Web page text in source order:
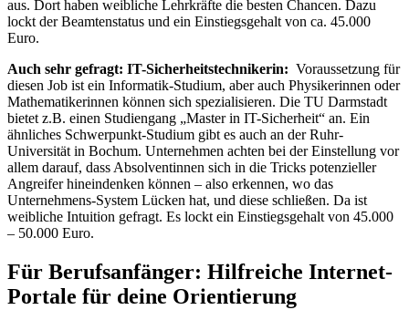
aus. Dort haben weibliche Lehrkräfte die besten Chancen. Dazu
lockt der Beamtenstatus und ein Einstiegsgehalt von ca. 45.000
Euro.
Auch sehr gefragt: IT-Sicherheitstechnikerin: Voraussetzung für
diesen Job ist ein Informatik-Studium, aber auch Physikerinnen oder
Mathematikerinnen können sich spezialisieren. Die TU Darmstadt
bietet z.B. einen Studiengang „Master in IT-Sicherheit“ an. Ein
ähnliches Schwerpunkt-Studium gibt es auch an der Ruhr-
Universität in Bochum. Unternehmen achten bei der Einstellung vor
allem darauf, dass Absolventinnen sich in die Tricks potenzieller
Angreifer hineindenken können – also erkennen, wo das
Unternehmens-System Lücken hat, und diese schließen. Da ist
weibliche Intuition gefragt. Es lockt ein Einstiegsgehalt von 45.000
– 50.000 Euro.
Für Berufsanfänger: Hilfreiche Internet-
Portale für deine Orientierung